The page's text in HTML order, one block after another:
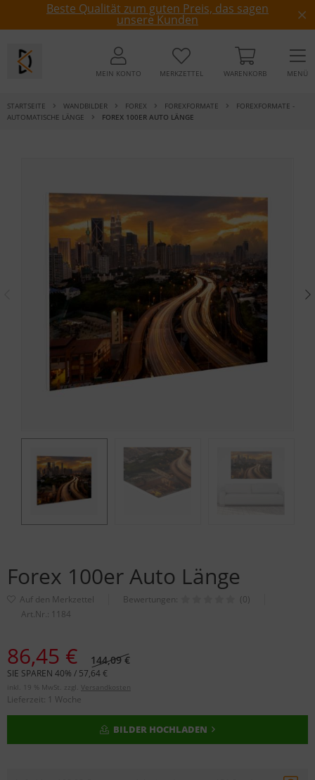
Beste Qualität zum guten Preis, das sagen
unsere Kunden
MEIN KONTO MERKZETTEL WARENKORB MENÜ
STARTSEITE WANDBILDER FOREX FOREXFORMATE
FOREXFORMATE -
AUTOMATISCHE LÄNGE
FOREX 100ER AUTO LÄNGE
Forex 100er Auto Länge
Bewertungen:
(0)
Art.Nr.: 1184
86,45 € 144,09 €
SIE SPAREN 40% / 57,64 €
inkl. 19 % MwSt. zzgl. Versandkosten
Lieferzeit: 1 Woche
BILDER HOCHLADEN